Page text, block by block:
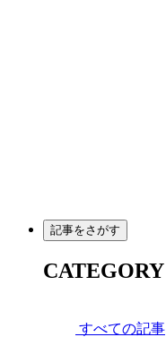
記事をさがす
CATEGORY
すべての記事